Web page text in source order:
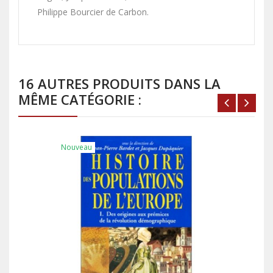
Philippe Bourcier de Carbon.
16 AUTRES PRODUITS DANS LA
MÊME CATÉGORIE :
Nouveau